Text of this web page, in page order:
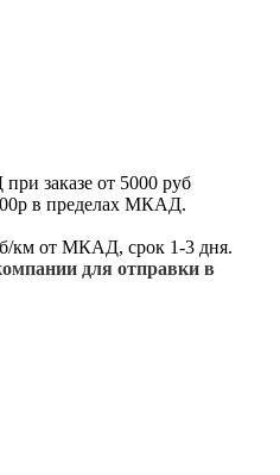
заказе от 5000 руб
в пределах МКАД.
км от МКАД, срок 1-3 дня.
для отправки в